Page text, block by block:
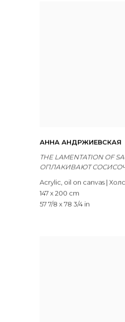
АННА АНДРЖИЕВСКАЯ
THE LAMENTATION OF
ОПЛАКИВАЮТ
Acrylic, oil on canvas |
147 x 200 cm
57 7/8 x 78 3/4 in